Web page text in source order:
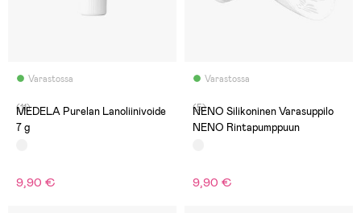
Varastossa
(11)
MEDELA Purelan Lanoliinivoide
7 g
9,90 €
Varastossa
(5)
NENO Silikoninen Varasuppilo
NENO Rintapumppuun
9,90 €